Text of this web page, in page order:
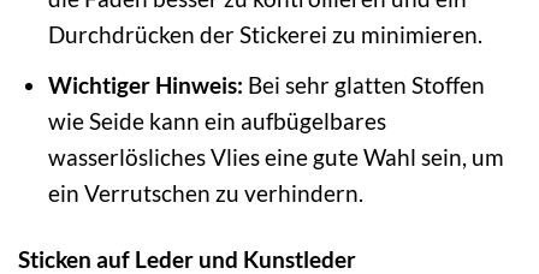
Durchdrücken der Stickerei zu minimieren.
Wichtiger Hinweis: Bei sehr glatten Stoffen
wie Seide kann ein aufbügelbares
wasserlösliches Vlies eine gute Wahl sein, um
ein Verrutschen zu verhindern.
Sticken auf Leder und Kunstleder